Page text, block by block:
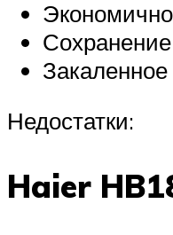
Закаленное
Недостатки:
Haier